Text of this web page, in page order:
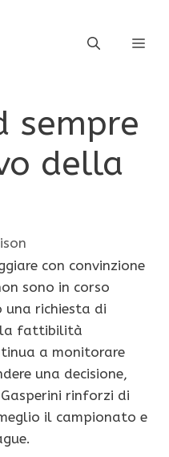
sempre
della
con convinzione
sono in corso
richiesta di
la fattibilità
a monitorare
una decisione,
rinforzi di
il campionato e